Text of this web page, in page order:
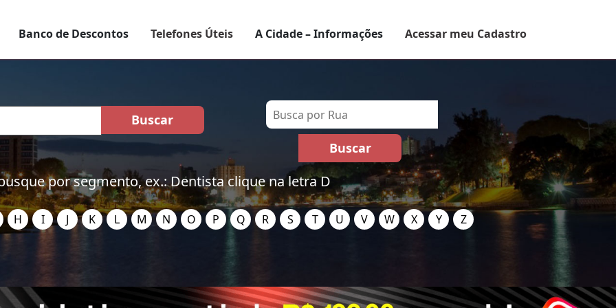
Banco de Descontos Telefones Úteis A Cidade – Informações Acessar meu Cadastro
por segmento, ex.: Dentista clique na letra D
H I J K L M N O P Q R S T U V W X Y Z